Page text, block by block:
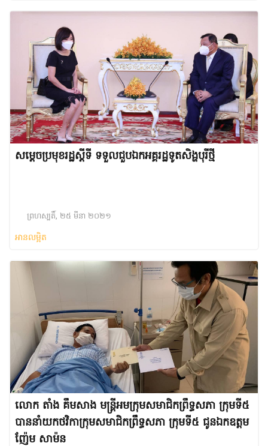
សម្តេចប្រមុខរដ្ឋស្តីទី ទទួលជួបឯកអគ្គរដ្ឋទូតសិង្ហបុរីថ្មី
ព្រហស្បតិ៍, ២៥ មីនា ២០២១
អានលម្អិត
លោក តាំង គឹមសាង មន្ត្រីអមក្រុមសមាជិកព្រឹទ្ធសភា ក្រុមទី៥
បាននាំយកថវិកាក្រុមសមាជិកព្រឹទ្ធសភា ក្រុមទី៥ ជូនឯកឧត្តម
ញ៉ែម សាម៉ន